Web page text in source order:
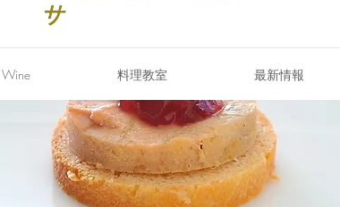
サ
Wine 料理教室 最新情報